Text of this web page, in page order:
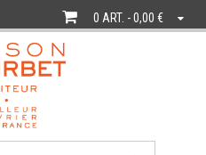
0 ART. - 0,00 €